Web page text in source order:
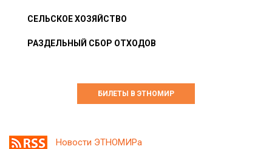
СЕЛЬСКОЕ ХОЗЯЙСТВО
РАЗДЕЛЬНЫЙ СБОР ОТХОДОВ
БИЛЕТЫ В ЭТНОМИР
Новости ЭТНОМИРа